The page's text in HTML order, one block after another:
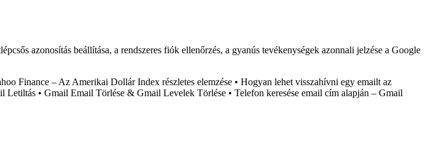
azonosítás beállítása, a rendszeres fiók ellenőrzés, a gyanús tevékenységek azonnali jelzése a Google
Finance – Az Amerikai Dollár Index részletes elemzése • Hogyan lehet visszahívni egy emailt az
Letiltás • Gmail Email Törlése & Gmail Levelek Törlése • Telefon keresése email cím alapján – Gmail